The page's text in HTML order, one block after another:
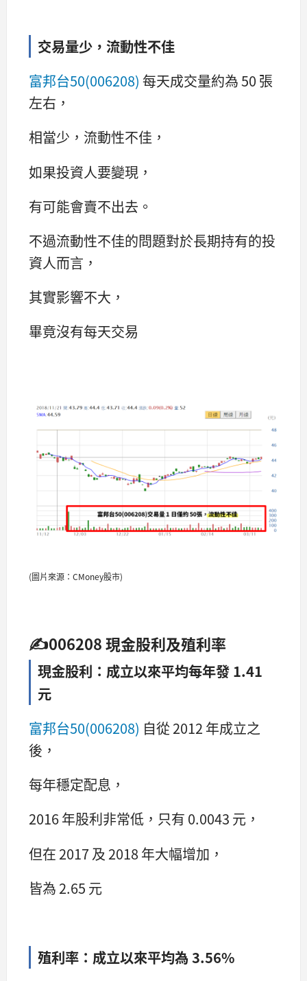
交易量少，流動性不佳
富邦台50(006208) 每天成交量約為 50 張
左右，
相當少，流動性不佳，
如果投資人要變現，
有可能會賣不出去。
不過流動性不佳的問題對於長期持有的投
資人而言，
其實影響不大，
畢竟沒有每天交易
(圖片來源：CMoney股市)
✍006208 現金股利及殖利率
現金股利：成立以來平均每年發 1.41
元
富邦台50(006208) 自從 2012 年成立之
後，
每年穩定配息，
2016 年股利非常低，只有 0.0043 元，
但在 2017 及 2018 年大幅增加，
皆為 2.65 元
殖利率：成立以來平均為 3.56%